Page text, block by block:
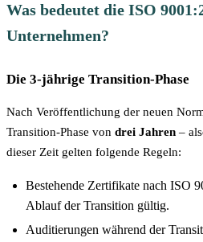
Was bedeutet die ISO
Unternehmen?
Die 3-jährige Transition-Phase
Nach Veröffentlichung der neuen
Transition-Phase von drei Jahren –
dieser Zeit gelten folgende Regeln:
Bestehende Zertifikate nach ISO
Ablauf der Transition gültig.
Auditierungen während der